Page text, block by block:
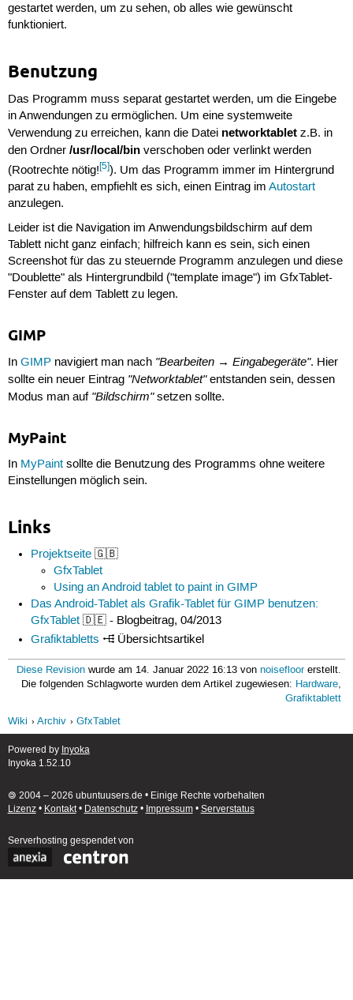
gestartet werden, um zu sehen, ob alles wie gewünscht
funktioniert.
Benutzung
Das Programm muss separat gestartet werden, um die Eingebe
in Anwendungen zu ermöglichen. Um eine systemweite
Verwendung zu erreichen, kann die Datei networktabletz.B. in
den Ordner /usr/local/binverschoben oder verlinkt werden
(Rootrechte nötig![5]). Um das Programm immer im Hintergrund
parat zu haben, empfiehlt es sich, einen Eintrag im Autostart
anzulegen.
Leider ist die Navigation im Anwendungsbildschirm auf dem
Tablett nicht ganz einfach; hilfreich kann es sein, sich einen
Screenshot für das zu steuernde Programm anzulegen und diese
"Doublette" als Hintergrundbild ("template image") im GfxTablet-
Fenster auf dem Tablett zu legen.
GIMP
In GIMPnavigiert man nach "Bearbeiten → Eingabegeräte". Hier
sollte ein neuer Eintrag "Networktablet"entstanden sein, dessen
Modus man auf "Bildschirm"setzen sollte.
MyPaint
In MyPaintsollte die Benutzung des Programms ohne weitere
Einstellungen möglich sein.
Links
Projektseite 🇬🇧
GfxTablet
Using an Android tablet to paint in GIMP
Das Android-Tablet als Grafik-Tablet für GIMP benutzen:
GfxTablet 🇩🇪 - Blogbeitrag, 04/2013
Grafiktabletts
Übersichtsartikel
Diese Revision wurde am 14. Januar 2022 16:13 vonnoisefloorerstellt.
Die folgenden Schlagworte wurden dem Artikel zugewiesen: Hardware,
Grafiktablett
Wiki
Archiv GfxTablet
Powered by Inyoka
Inyoka 1.52.10
🄯 2004 – 2026 ubuntuusers.de • Einige Rechte vorbehalten
Lizenz• Kontakt• Datenschutz• Impressum• Serverstatus
Serverhosting gespendet von